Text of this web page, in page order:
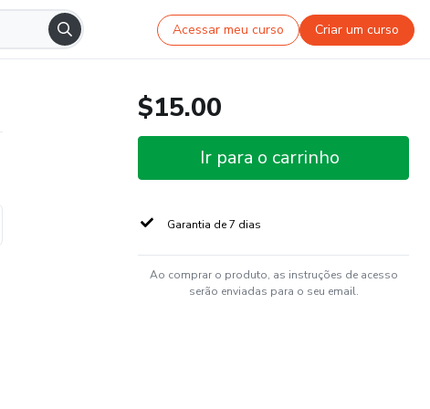
Acessar meu curso Criar um curso
$15.00
Ir para o carrinho
Garantia de 7 dias
Ao comprar o produto, as instruções de acesso
serão enviadas para o seu email.